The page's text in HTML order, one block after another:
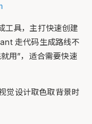
工具，主打快速创建
走代码生成路线不
用”，适合需要快速
觉设计取色取背景时